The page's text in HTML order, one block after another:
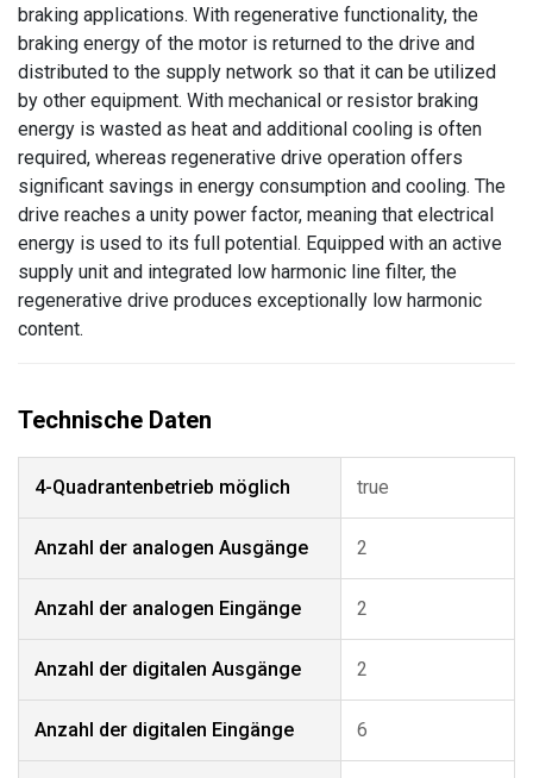
braking applications. With regenerative functionality, the
braking energy of the motor is returned to the drive and
distributed to the supply network so that it can be utilized
by other equipment. With mechanical or resistor braking
energy is wasted as heat and additional cooling is often
required, whereas regenerative drive operation offers
significant savings in energy consumption and cooling. The
drive reaches a unity power factor, meaning that electrical
energy is used to its full potential. Equipped with an active
supply unit and integrated low harmonic line filter, the
regenerative drive produces exceptionally low harmonic
content.
4-Quadrantenbetrieb möglich true
Anzahl der analogen Ausgänge 2
Anzahl der analogen Eingänge 2
Anzahl der digitalen Ausgänge 2
Anzahl der digitalen Eingänge 6